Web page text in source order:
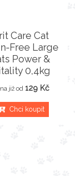
Care Cat
Free Large
Power &
0,4kg
již od 129 Kč
Chci koupit